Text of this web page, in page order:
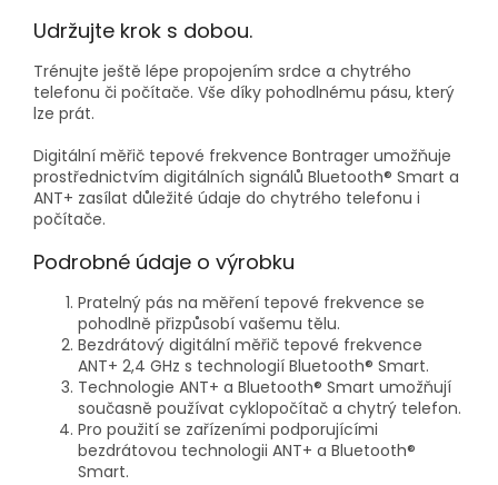
Udržujte krok s dobou.
Trénujte ještě lépe propojením srdce a chytrého
telefonu či počítače. Vše díky pohodlnému pásu, který
lze prát.
Digitální měřič tepové frekvence Bontrager umožňuje
prostřednictvím digitálních signálů Bluetooth® Smart a
ANT+ zasílat důležité údaje do chytrého telefonu i
počítače.
Podrobné údaje o výrobku
Pratelný pás na měření tepové frekvence se
pohodlně přizpůsobí vašemu tělu.
Bezdrátový digitální měřič tepové frekvence
ANT+ 2,4 GHz s technologií Bluetooth® Smart.
Technologie ANT+ a Bluetooth® Smart umožňují
současně používat cyklopočítač a chytrý telefon.
Pro použití se zařízeními podporujícími
bezdrátovou technologii ANT+ a Bluetooth®
Smart.